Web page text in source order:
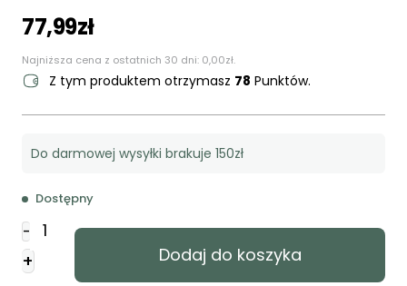
77,99zł
Najniższa cena z ostatnich 30 dni: 0,00zł.
Z tym produktem otrzymasz 78 Punktów.
Do darmowej wysyłki brakuje 150zł
Dostępny
-
Jednominutowe
wskazówki
+ Dodaj do koszyka